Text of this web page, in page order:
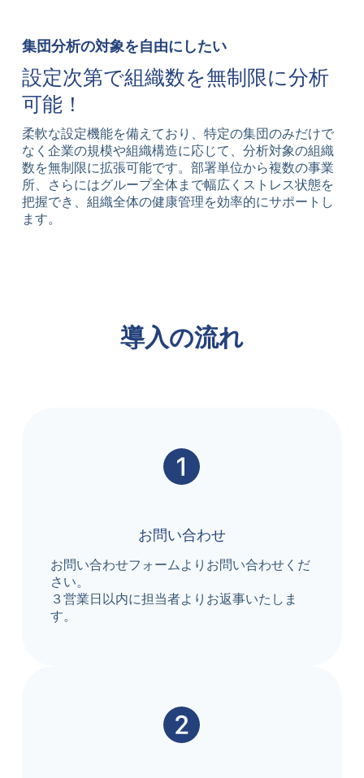
集団分析の対象を自由にしたい
設定次第で組織数を無制限に分析
可能！
柔軟な設定機能を備えており、特定の集団のみだけで
なく企業の規模や組織構造に応じて、分析対象の組織
数を無制限に拡張可能です。部署単位から複数の事業
所、さらにはグループ全体まで幅広くストレス状態を
把握でき、組織全体の健康管理を効率的にサポートし
ます。
導入の流れ
お問い合わせ
お問い合わせフォームよりお問い合わせくだ
さい。
３営業日以内に担当者よりお返事いたしま
す。